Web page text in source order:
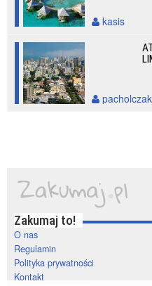
kasis
pacholczak
Zakumaj to!
O nas
Regulamin
Polityka prywatności
Kontakt